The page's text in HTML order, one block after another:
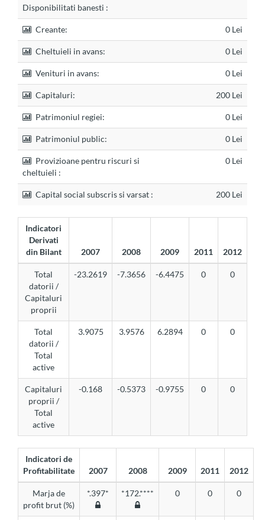
Disponibilitati banesti :
Creante: 0 Lei
Cheltuieli in avans: 0 Lei
Venituri in avans: 0 Lei
Capitaluri: 200 Lei
Patrimoniul regiei: 0 Lei
Patrimoniul public: 0 Lei
Provizioane pentru riscuri si
cheltuieli :
0 Lei
Capital social subscris si varsat : 200 Lei
Indicatori
Derivati
din Bilant
2007 2008 2009 2011 2012
Total
datorii /
Capitaluri
proprii
-23.2619 -7.3656 -6.4475 0 0
Total
datorii /
Total
active
3.9075 3.9576 6.2894 0 0
Capitaluri
proprii /
Total
active
-0.168 -0.5373 -0.9755 0 0
Indicatori de
Profitabilitate
2007 2008 2009 2011 2012
Marja de
profit brut (%)
*.397* *172.**** 0 0 0